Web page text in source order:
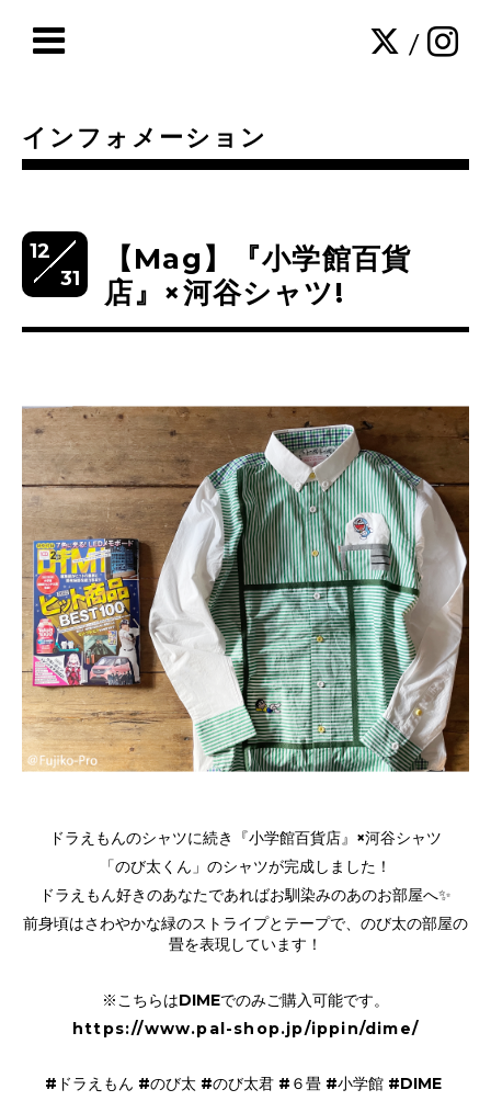
/
インフォメーション
12
31
【Mag】『小学館百貨
店』×河谷シャツ!
ドラえもんのシャツに続き『小学館百貨店』×河谷シャツ
「のび太くん」のシャツが完成しました！
ドラえもん好きのあなたであればお馴染みのあのお部屋へ✨
前身頃はさわやかな緑のストライプとテープで、のび太の部屋の
畳を表現しています！
※こちらはDIMEでのみご購入可能です。
https://www.pal-shop.jp/ippin/dime/
#ドラえもん #のび太 #のび太君 #６畳 #小学館 #DIME